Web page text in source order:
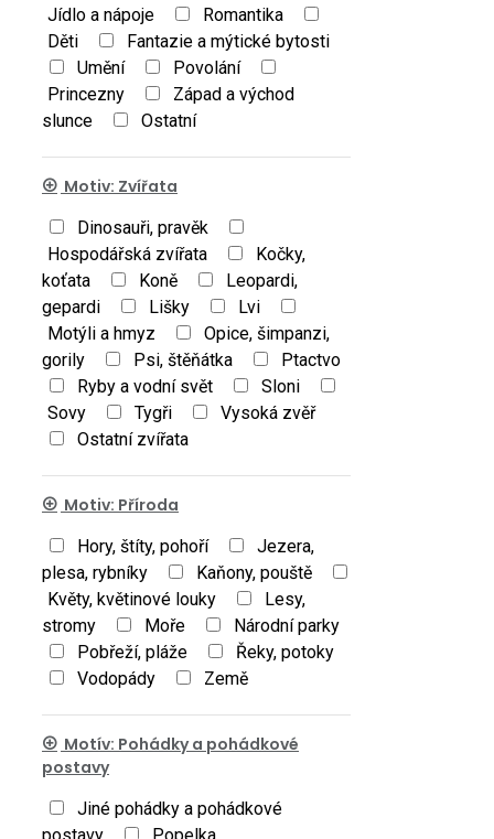
Jídlo a nápoje
Romantika
Děti
Fantazie a mýtické bytosti
Umění
Povolání
Princezny
Západ a východ
slunce
Ostatní
Motiv: Zvířata
Dinosauři, pravěk
Hospodářská zvířata
Kočky,
koťata
Koně
Leopardi,
gepardi
Lišky
Lvi
Motýli a hmyz
Opice, šimpanzi,
gorily
Psi, štěňátka
Ptactvo
Ryby a vodní svět
Sloni
Sovy
Tygři
Vysoká zvěř
Ostatní zvířata
Motiv: Příroda
Hory, štíty, pohoří
Jezera,
plesa, rybníky
Kaňony, pouště
Květy, květinové louky
Lesy,
stromy
Moře
Národní parky
Pobřeží, pláže
Řeky, potoky
Vodopády
Země
Motív: Pohádky a pohádkové
postavy
Jiné pohádky a pohádkové